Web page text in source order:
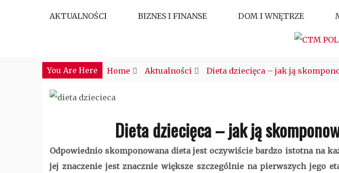
AKTUALNOŚCI BIZNES I FINANSE DOM I WNĘTRZE
CTM POLONIA
You Are Here
Home Aktualności Dieta dziecięca – jak ją
Dieta dziecięca – jak ją
Odpowiednio skomponowana dieta jest oczywiście bardzo istotna na
jej znaczenie jest znacznie większe szczególnie na pierwszych jego